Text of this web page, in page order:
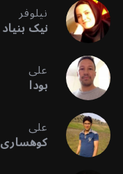
نیلوفر
نیک بنیاد
علی
بودا
علی
کوهساری